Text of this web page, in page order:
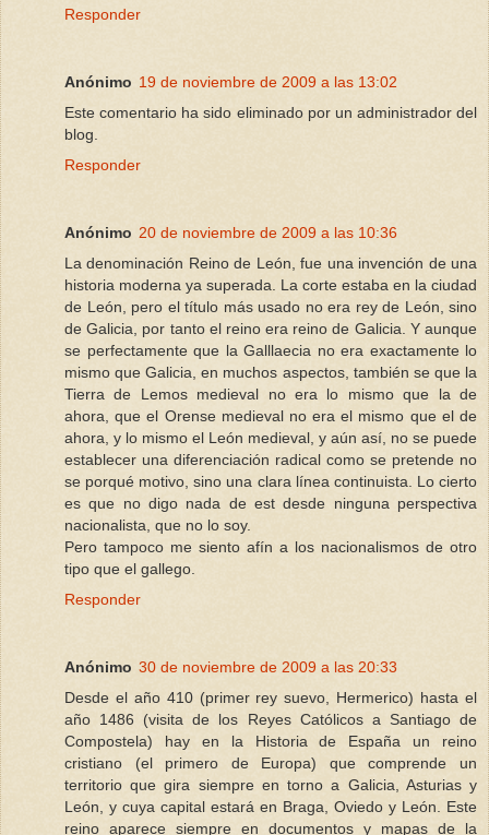
Responder
Anónimo 19 de noviembre de 2009 a las 13:02
Este comentario ha sido eliminado por un administrador del
blog.
Responder
Anónimo 20 de noviembre de 2009 a las 10:36
La denominación Reino de León, fue una invención de una
historia moderna ya superada. La corte estaba en la ciudad
de León, pero el título más usado no era rey de León, sino
de Galicia, por tanto el reino era reino de Galicia. Y aunque
se perfectamente que la Galllaecia no era exactamente lo
mismo que Galicia, en muchos aspectos, también se que la
Tierra de Lemos medieval no era lo mismo que la de
ahora, que el Orense medieval no era el mismo que el de
ahora, y lo mismo el León medieval, y aún así, no se puede
establecer una diferenciación radical como se pretende no
se porqué motivo, sino una clara línea continuista. Lo cierto
es que no digo nada de est desde ninguna perspectiva
nacionalista, que no lo soy.
Pero tampoco me siento afín a los nacionalismos de otro
tipo que el gallego.
Responder
Anónimo 30 de noviembre de 2009 a las 20:33
Desde el año 410 (primer rey suevo, Hermerico) hasta el
año 1486 (visita de los Reyes Católicos a Santiago de
Compostela) hay en la Historia de España un reino
cristiano (el primero de Europa) que comprende un
territorio que gira siempre en torno a Galicia, Asturias y
León, y cuya capital estará en Braga, Oviedo y León. Este
reino aparece siempre en documentos y mapas de la